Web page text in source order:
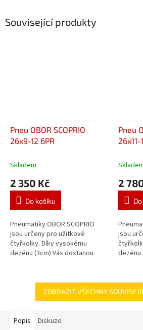
Související produkty
Pneu OBOR SCOPRIO
26x9-12 6PR
Skladem
2 350 Kč
Do košíku
Pneumatiky OBOR SCOPRIO
jsou určeny pro užitkové
čtyřkolky. Díky vysokému
dezénu (3cm) Vás dostanou
zaručuje pohodlnou...
Pneu
26x11-
2
jsou
dezénu
ZOBRAZIT VŠECHNY
Popis Diskuze